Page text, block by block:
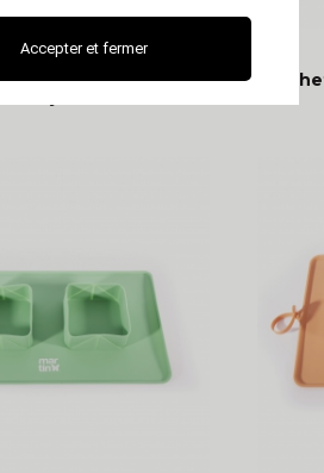
MARTIN
silicone pour
Accepter et fermer